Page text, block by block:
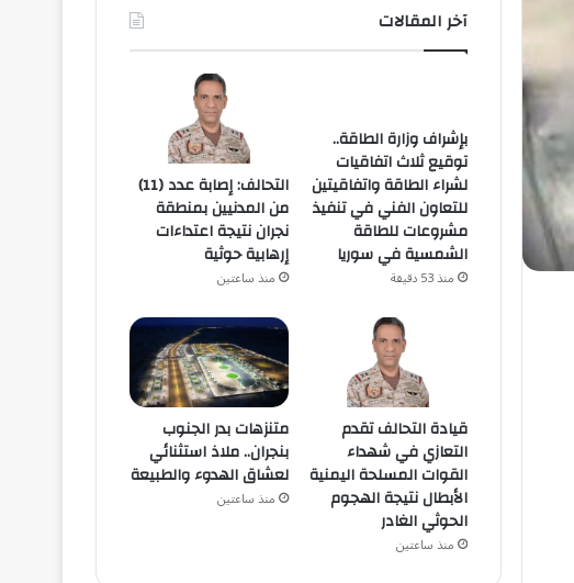
آخر المقالات
بإشراف وزارة الطاقة..
توقيع ثلاث اتفاقيات
لشراء الطاقة واتفاقيتين
للتعاون الفني في تنفيذ
مشروعات للطاقة
الشمسية في سوريا
منذ 53 دقيقة
التحالف: إصابة عدد (11)
من المدنيين بمنطقة
نجران نتيجة اعتداءات
إرهابية حوثية
منذ ساعتين
قيادة التحالف تقدم
التعازي في شهداء
القوات المسلحة اليمنية
الأبطال نتيجة الهجوم
الحوثي الغادر
منذ ساعتين
متنزهات بدر الجنوب
بنجران.. ملاذ استثنائي
لعشاق الهدوء والطبيعة
منذ ساعتين